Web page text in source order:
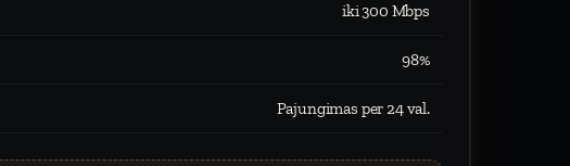
iki 300 Mbps
98%
Pajungimas per 24 val.